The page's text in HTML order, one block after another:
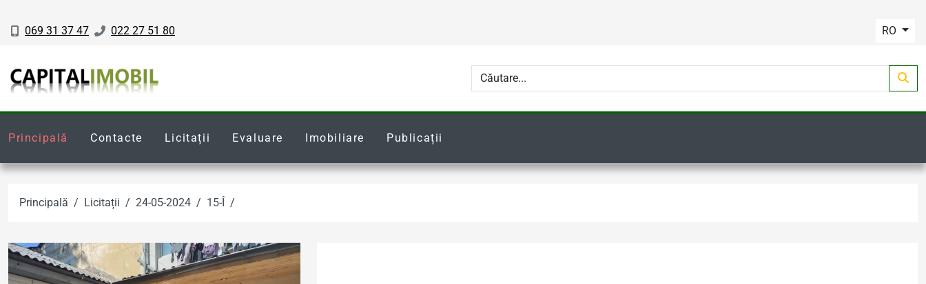
069 31 37 47 022 27 51 80 RO
Principală Contacte Licitații Evaluare Imobiliare Publicații
Principală Licitații 24-05-2024 15-Î